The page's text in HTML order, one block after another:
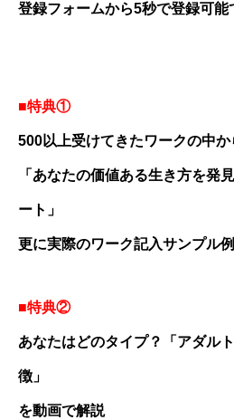
登録フォームから5秒で登録可能
■特典①
500以上受けてきたワークの中か
「あなたの価値ある生き方を発
ート」
更に実際のワーク記入サンプル
■特典②
あなたはどのタイプ？「アダル
徴」
を動画で解説